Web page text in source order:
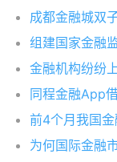
成都金融城双
组建国家金融
金融机构纷纷
同程金融App
前4个月我国
为何国际金融